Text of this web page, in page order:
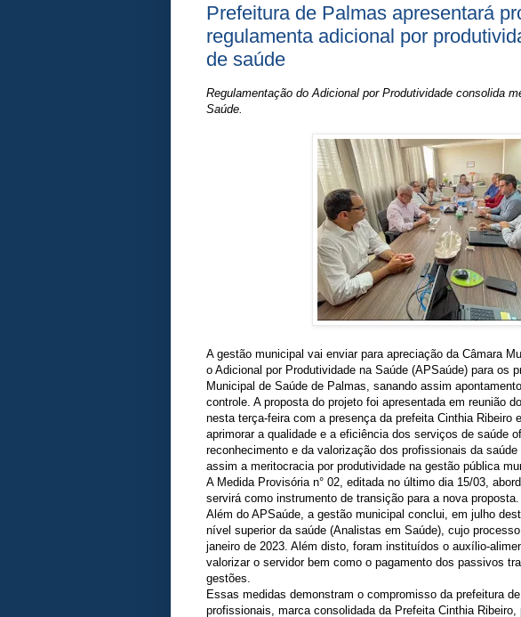
Prefeitura de Palmas apresentará
regulamenta adicional por
de saúde
Regulamentação do Adicional por Produtividade consolida
Saúde.
A gestão municipal vai enviar para apreciação da Câmara
o Adicional por Produtividade na Saúde (APSaúde) para os
Municipal de Saúde de Palmas, sanando assim
controle. A proposta do projeto foi apresentada em reunião
nesta terça-feira com a presença da prefeita Cinthia Ribeiro
aprimorar a qualidade e a eficiência dos serviços de saúde
reconhecimento e da valorização dos profissionais da
assim a meritocracia por produtividade na gestão pública
A Medida Provisória n° 02, editada no último dia 15/03,
servirá como instrumento de transição para a nova proposta.
Além do APSaúde, a gestão municipal conclui, em julho
nível superior da saúde (Analistas em Saúde), cujo
janeiro de 2023. Além disto, foram instituídos o auxílio-
valorizar o servidor bem como o pagamento dos passivos
gestões.
Essas medidas demonstram o compromisso da prefeitura
profissionais, marca consolidada da Prefeita Cinthia